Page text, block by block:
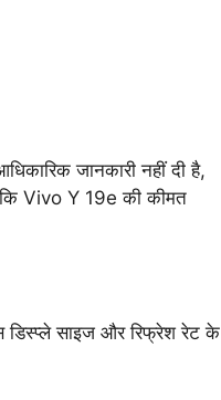
जानकारी नहीं दी है,
कि Vivo Y 19e की कीमत
डिस्प्ले साइज और रिफ्रेश रेट के